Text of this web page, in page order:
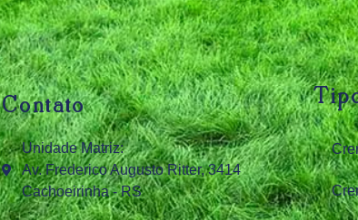
Contato
Unidade Matriz:
Av. Frederico Augusto Ritter, 3414
Cachoeirinha - RS